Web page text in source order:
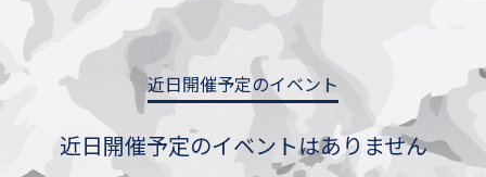
近日開催予定のイベント
近日開催予定のイベントはありません